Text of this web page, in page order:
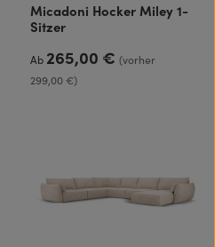
Micadoni Hocker Miley 1-
Sitzer
Regulärer Preis:
Ab 265,00 €(vorher
299,00 €)